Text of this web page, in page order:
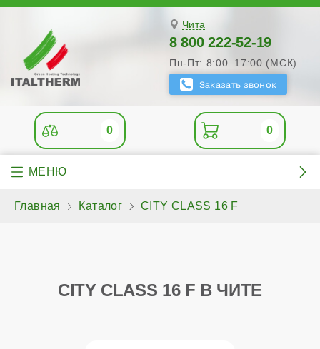
Чита
8 800 222-52-19
Пн-Пт: 8:00–17:00 (МСК)
0 0
Главная Каталог CITY CLASS 16 F
CITY CLASS 16 F В ЧИТЕ